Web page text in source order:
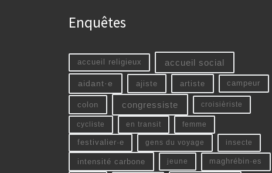
Enquêtes
accueil religieux accueil social
aidant·e ajiste artiste campeur
colon congressiste croisièriste
cycliste en transit femme
festivalier·e gens du voyage insecte
intensité carbone jeune maghrébin·es